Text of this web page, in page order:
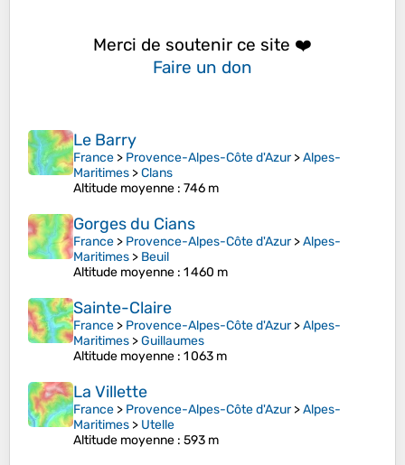
Merci de soutenir ce site ❤️
Faire un don
Le Barry
France > Provence-Alpes-Côte d'Azur>Alpes-
Maritimes >Clans
Altitude moyenne : 746 m
Gorges du Cians
France > Provence-Alpes-Côte d'Azur>Alpes-
Maritimes > Beuil
Altitude moyenne : 1 460 m
Sainte-Claire
France > Provence-Alpes-Côte d'Azur>Alpes-
Maritimes >Guillaumes
Altitude moyenne : 1 063 m
La Villette
France > Provence-Alpes-Côte d'Azur>Alpes-
Maritimes > Utelle
Altitude moyenne : 593 m